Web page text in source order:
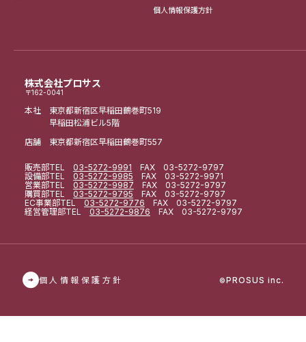
株式会社プロサス
〒162-0041
本社 東京都新宿区早稲田鶴巻町519
早稲田松浦ビル5階
店舗 東京都新宿区早稲田鶴巻町557
販売部TEL 03-5272-9991 FAX 03-5272-9797
設備部TEL 03-5272-9985 FAX 03-5272-9971
営業部TEL 03-5272-9987 FAX 03-5272-9797
購買部TEL 03-5272-9795 FAX 03-5272-9797
EC事業部TEL 03-5272-9776 FAX 03-5272-9797
経営管理部TEL 03-5272-9876 FAX 03-5272-9797
個人情報保護方針
個人情報保護方針 ©PROSUS inc.